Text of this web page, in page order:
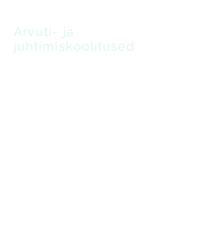
Arvuti- ja
juhtimiskoolitused